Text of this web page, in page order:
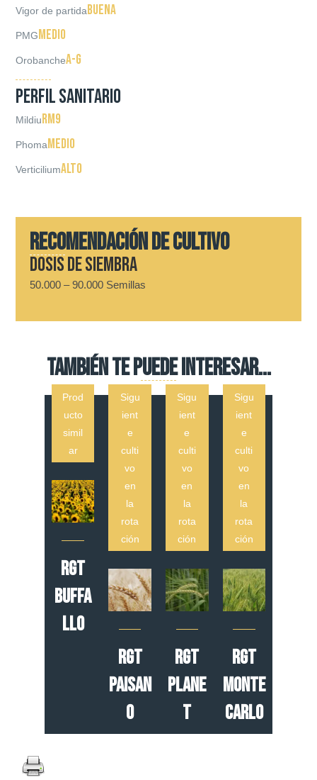
Vigor de partidaBuena
PMGMedio
OrobancheA-G
PERFIL SANITARIO
MildiuRM9
PhomaMedio
VerticiliumAlto
RECOMENDACIÓN DE CULTIVO
Dosis de siembra
50.000 – 90.000 Semillas
TAMBIÉN TE PUEDE INTERESAR...
Prod
ucto
simil
ar
RGT
BUFFA
LLO
Sigu
ient
e
culti
vo
en
la
rota
ción
RGT
PAISAN
O
Sigu
ient
e
culti
vo
en
la
rota
ción
RGT
PLANE
T
Sigu
ient
e
culti
vo
en
la
rota
ción
RGT
MONTE
CARLO